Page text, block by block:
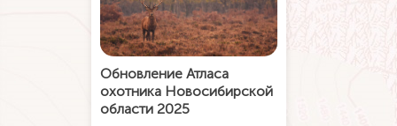
Обновление Атласа
охотника Новосибирской
области 2025